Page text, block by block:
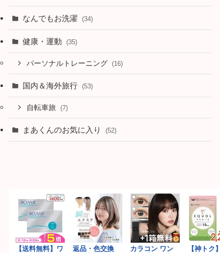
なんでもお洗濯 (34)
健康・運動 (35)
パーソナルトレーニング (16)
国内＆海外旅行 (53)
自転車旅 (7)
まあくんのお気に入り (52)